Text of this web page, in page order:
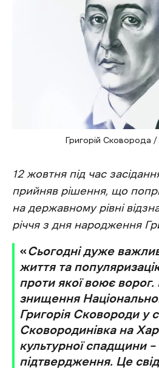
Григорій Сковорода
12 жовтня під час
прийняв рішення, що попри
на державному рівні
річчя з дня народження
«Сьогодні дуже
життя та
проти якої воює ворог.
знищення
Григорія Сковороди у
Сковородинівка на
культурної спадщини
підтвердження. Це